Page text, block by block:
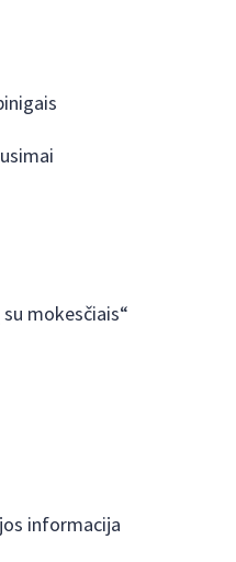
mokesčiais“
informacija